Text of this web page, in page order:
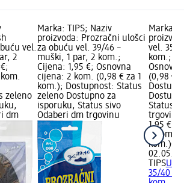
vel.
2
zeleno
dm
Marka: TIPS; Naziv
proizvoda: Prozračni ulošci
za obuću vel. 39/46 –
muški, 1 par, 2 kom.;
Cijena: 1,95 €; Osnovna
cijena: 2 kom. (0,98 € za 1
kom.); Dostupnost: Status
zeleno Dostupno za
isporuku, Status sivo
Odaberi dm trgovinu
Marka:
vel. 35/
kom.;
(0,98 €
Status
trgovinu
1,95 €
2 kom.
kom.)
TIPS
35/40 –